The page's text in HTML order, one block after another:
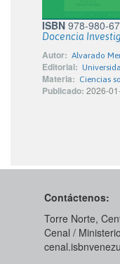
ISBN 978-980-
Docencia
Autor: Alvarado
Editorial:
Materia: Ciencias
Publicado: 2026-
Contáctenos:
Torre Norte,
Cenal /